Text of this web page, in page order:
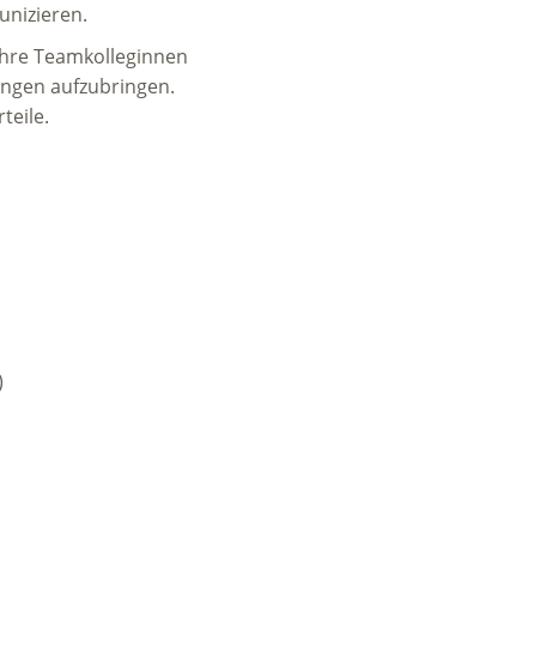
Teamkolleginnen
aufzubringen.